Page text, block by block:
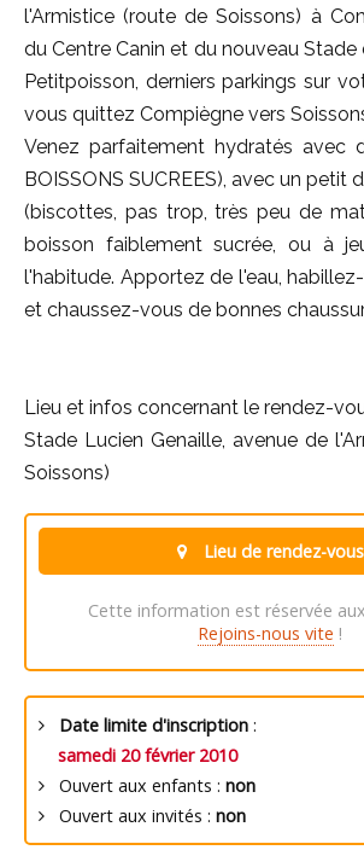
l'Armistice (route de Soissons) à
du Centre Canin et du nouveau
Petitpoisson, derniers parkings sur
vous quittez Compiègne vers
Venez parfaitement hydratés avec
BOISSONS SUCREES), avec un petit
(biscottes, pas trop, très peu de
boisson faiblement sucrée, ou à
l'habitude. Apportez de l'eau,
et chaussez-vous de bonnes
Lieu et infos concernant le rendez-
Stade Lucien Genaille, avenue de
Soissons)
Lieu de rendez-vous
Cette information est réservée
Rejoins-nous vite !
Date limite d'inscription :
samedi 20 février 2010
Ouvert aux enfants : non
Ouvert aux invités : non